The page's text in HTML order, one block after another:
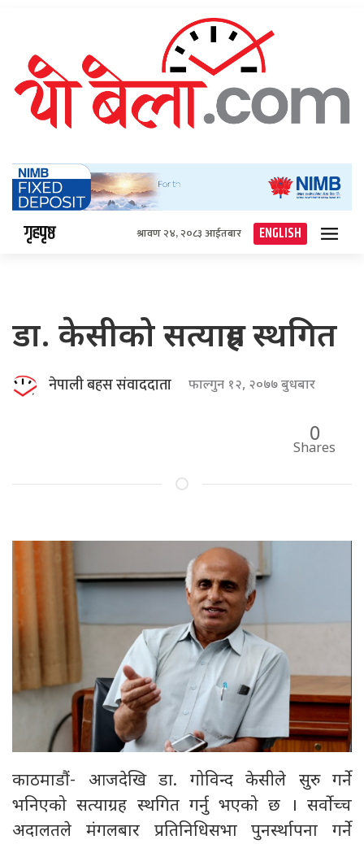
गृहपृष्ठ श्रावण २४, २०८३ आईतबार ENGLISH
डा. केसीको सत्याग्रह स्थगित
नेपाली बहस संवाददाता फाल्गुन १२, २०७७ बुधबार
0
Shares
काठमाडौं- आजदेखि डा. गोविन्द केसीले सुरु गर्ने
भनिएको सत्याग्रह स्थगित गर्नु भएको छ । सर्वोच्च
अदालतले म‌ंगलबार प्रतिनिधिसभा पुनर्स्थापना गर्ने